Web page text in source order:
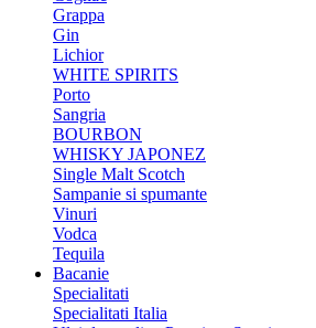
Grappa
Gin
Lichior
WHITE SPIRITS
Porto
Sangria
BOURBON
WHISKY JAPONEZ
Single Malt Scotch
Sampanie si spumante
Vinuri
Vodca
Tequila
Bacanie
Specialitati
Specialitati Italia